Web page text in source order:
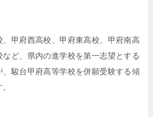
、甲府西高校、甲府東高校、甲府南高
など、県内の進学校を第一志望とする
、駿台甲府高等学校を併願受験する傾